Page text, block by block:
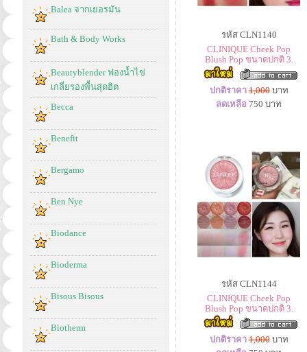
Balea จากเยอรมัน
Bath & Body Works
Beautyblender ฟองน้ำไข่
เกลี่ยรองพื้นสุดฮิต
Becca
Benefit
Bergamo
Ben Nye
Biodance
Bioderma
Bisous Bisous
Biotherm
รหัส CLN1140
CLINIQUE Cheek Pop
Blush Pop ขนาดปกติ 3.
ปกติราคา 1,000บาท
ลดเหลือ 750 บาท
รหัส CLN1144
CLINIQUE Cheek Pop
Blush Pop ขนาดปกติ 3.
ปกติราคา 1,000บาท